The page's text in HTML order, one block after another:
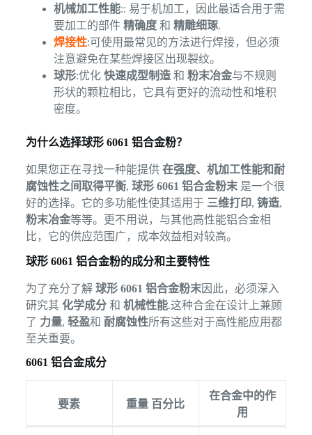
机械加工性能:: 易于机加工，因此最适合用于需
要加工的部件 精确度和 精雕细琢.
焊接性:可使用最常见的方法进行焊接，但必须
注意避免在某些焊接区出现裂纹。
球形:优化 快速成型制造和 粉末冶金与不规则
形状的颗粒相比，它具有更好的流动性和堆积
密度。
为什么选择球形 6061 铝合金粉？
如果您正在寻找一种能提供 在强度、机加工性能和耐
腐蚀性之间取得平衡, 球形 6061 铝合金粉末是一个很
好的选择。它的多功能性使其适用于 三维打印, 铸造,
粉末冶金等等。更不用说，与其他高性能铝合金相
比，它的供应范围广，成本效益相对较高。
球形 6061 铝合金粉的成分和主要特性
为了充分了解 球形 6061 铝合金粉末因此，必须深入
研究其 化学成分和 机械性能.这种合金在设计上兼顾
了 力量, 轻盈和 耐腐蚀性所有这些对于高性能应用都
至关重要。
6061 铝合金成分
要素 重量 百分比
在合金中的作
用